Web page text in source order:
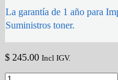
La garantía de 1 año para
Suministros toner.
$ 245.00 Incl IGV.
mk-